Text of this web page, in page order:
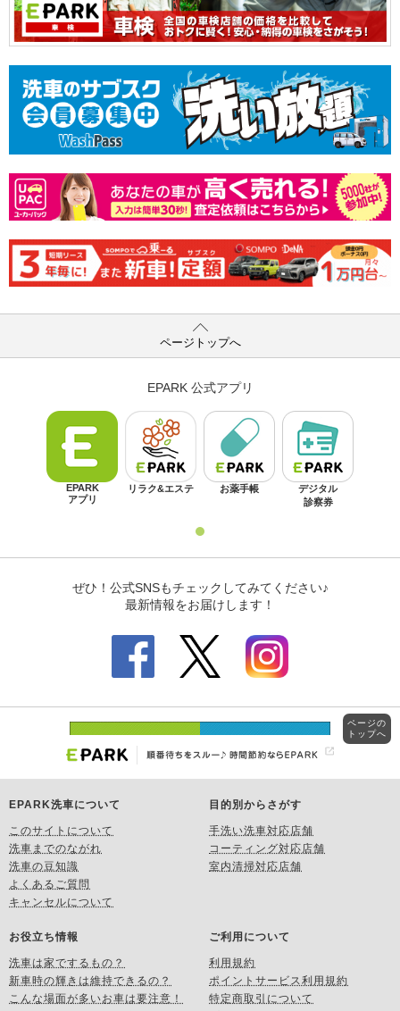
ページトップへ
EPARK洗車について
このサイトについて
洗車までのながれ
洗車の豆知識
よくあるご質問
キャンセルについて
目的別からさがす
手洗い洗車対応店舗
コーティング対応店舗
室内清掃対応店舗
お役立ち情報
洗車は家でするもの？
新車時の輝きは維持できるの？
こんな場面が多いお車は要注意！
ご利用について
利用規約
ポイントサービス利用規約
特定商取引について
ページの
トップへ